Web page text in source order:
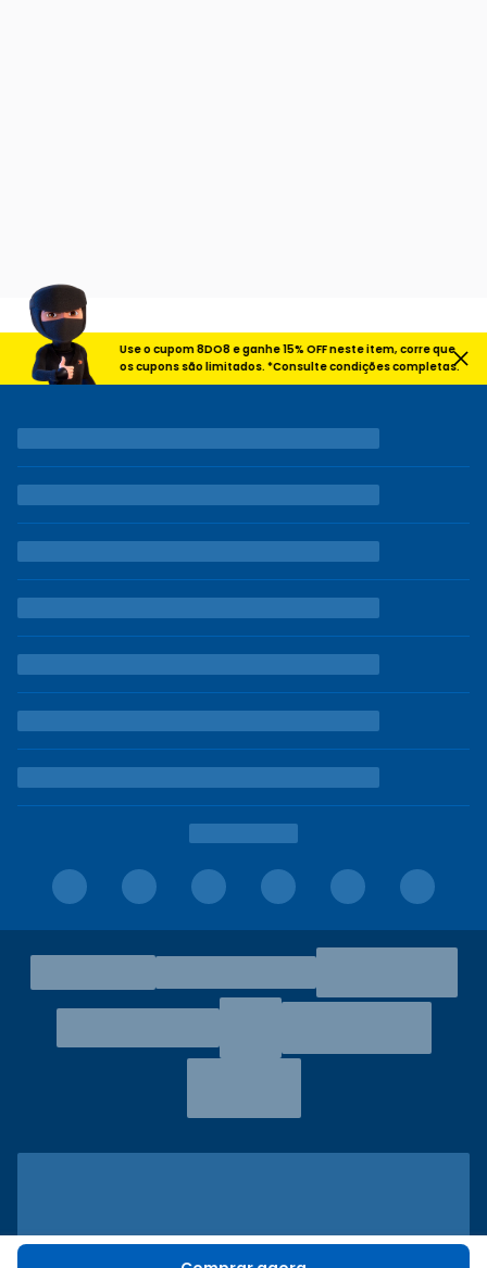
Use o cupom 8DO8 e ganhe 15% OFF neste item, corre que
os cupons são limitados. *Consulte condições completas.